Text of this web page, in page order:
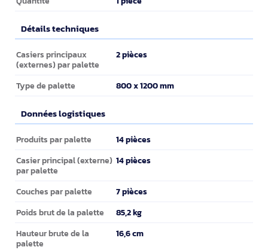
Détails techniques
Détails techniques
Casiers principaux
(externes) par palette
2 pièces
Type de palette 800 x 1200 mm
Données logistiques
Données logistiques
Produits par palette 14 pièces
Casier principal (externe)
par palette
14 pièces
Couches par palette 7 pièces
Poids brut de la palette 85,2 kg
Hauteur brute de la
palette
16,6 cm